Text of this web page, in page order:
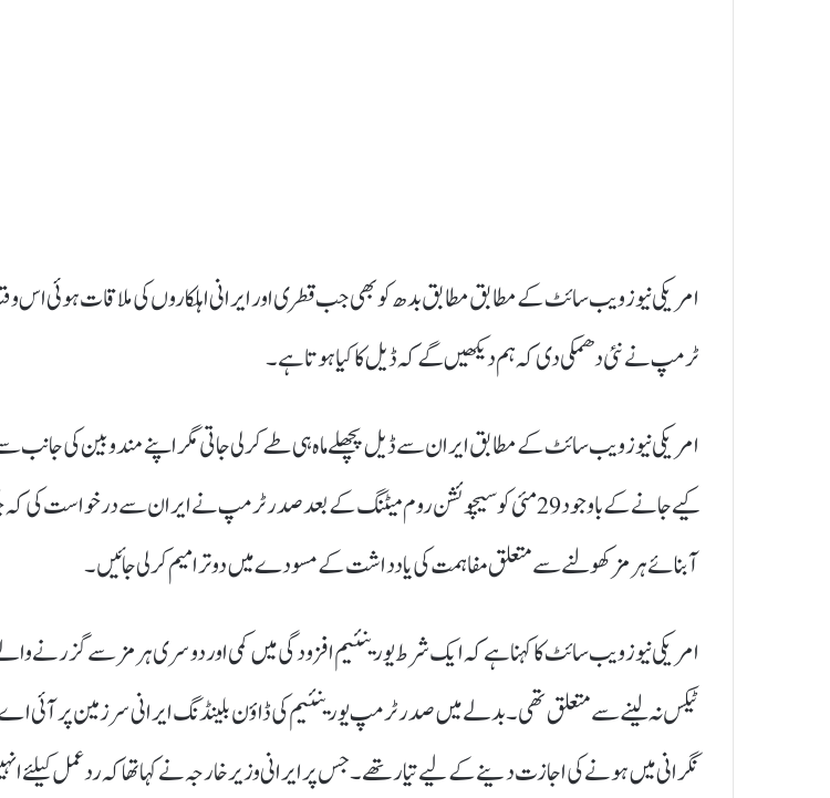
امریکی نیوز ویب سائٹ کے مطابق مطابق بدھ کوبھی جب قطری اور ایرانی اہلکاروں کی ملاقات ہوئی
ٹرمپ نے نئی دھمکی دی کہ ہم دیکھیں گے کہ ڈیل کا کیا ہوتا ہے۔
امریکی نیوز ویب سائٹ کے مطابق ایران سے ڈیل پچھلے ماہ ہی طے کرلی جاتی مگر اپنے مندوبین کی جانب
کیے جانے کے باوجود 29 مئی کو سیچوئشن روم میٹنگ کے بعد صدر ٹرمپ نے ایران سے درخواست
آبنائے ہرمز کھولنے سے متعلق مفاہمت کی یادداشت کے مسودے میں دو ترامیم کرلی جائیں۔
امریکی نیوز ویب سائٹ کا کہنا ہے کہ ایک شرط یورینئیم افزودگی میں کمی اور دوسری ہرمز سےگزرنے
ٹیکس نہ لینے سے متعلق تھی۔بدلے میں صدر ٹرمپ یورینئیم کی ڈاؤن بلینڈنگ ایرانی سرزمین پر
نگرانی میں ہونے کی اجازت دینے کے لیے تیار تھے۔جس پر ایرانی وزیرخارجہ نے کہا تھا کہ ردعمل کیلئے